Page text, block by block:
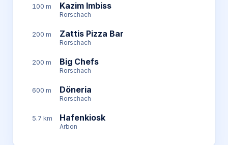
100 m Kazim Imbiss
Rorschach
200 m Zattis Pizza Bar
Rorschach
200 m Big Chefs
Rorschach
600 m Döneria
Rorschach
5.7 km Hafenkiosk
Arbon